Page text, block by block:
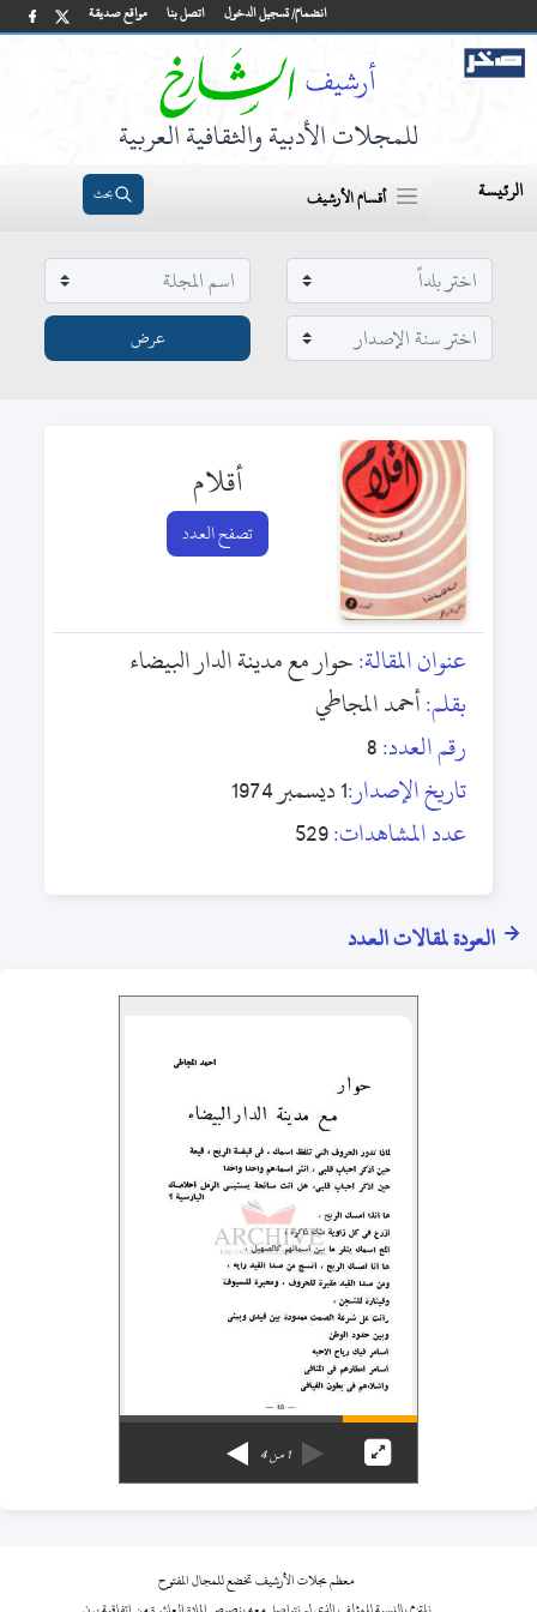
مواقع صديقة اتصل بنا انضمام/ تسجيل الدخول
للمجلات الأدبية والثقافية العربية
الرئيسة أقسام الأرشيف بحث
أقلام
تصفح العدد
عنوان المقالة:حوار مع مدينة الدار البيضاء
بقلم:أحمد المجاطي
رقم العدد:8
تاريخ الإصدار:1 ديسمبر 1974
عدد المشاهدات:529
العودة لمقالات العدد
1من4
معظم مجلات الأرشيف تخضع للمجال المفتوح